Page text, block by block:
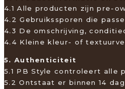
4.1 Alle producten zijn pre-
4.2 Gebruikssporen die
4.3 De omschrijving,
4.4 Kleine kleur- of
5. Authenticiteit
5.1 PB Style controleert
5.2 Ontstaat er binnen 14